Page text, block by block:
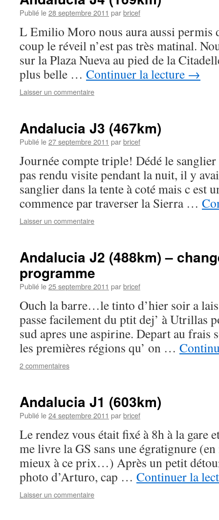
Publié le28 septembre 2011 parbricef
L Emilio Moro nous aura aussi permis
coup le réveil n’est pas très matinal.
sur la Plaza Nueva au pied de la
plus belle … Continuer la lecture →
Laisser un commentaire
Andalucia J3 (467km)
Publié le27 septembre 2011 parbricef
Journée compte triple! Dédé le
pas rendu visite pendant la nuit, il y
sanglier dans la tente à coté mais c est
commence par traverser la Sierra …
Laisser un commentaire
Andalucia J2 (488km) –
programme
Publié le25 septembre 2011 parbricef
Ouch la barre…le tinto d’hier soir a
passe facilement du ptit dej’ à Utrillas
sud apres une aspirine. Depart au frais
les premières régions qu’ on …
2 commentaires
Andalucia J1 (603km)
Publié le24 septembre 2011 parbricef
Le rendez vous était fixé à 8h à la gare
me livre la GS sans une égratignure
mieux à ce prix…) Après un petit
photo d’Arturo, cap … Continuer la
Laisser un commentaire